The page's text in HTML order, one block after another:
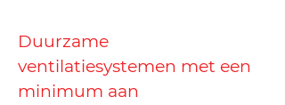
Duurzame
ventilatiesystemen met een
minimum aan